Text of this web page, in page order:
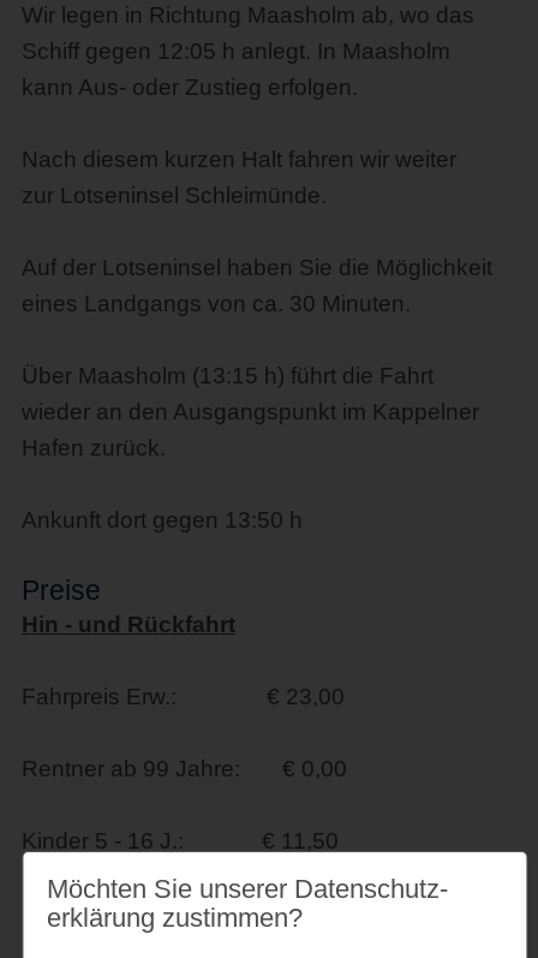
Wir legen in Richtung Maasholm ab, wo das
Schiff gegen 12:05 h anlegt. In Maasholm
kann Aus- oder Zustieg erfolgen.
Nach diesem kurzen Halt fahren wir weiter
zur Lotseninsel Schleimünde.
Auf der Lotseninsel haben Sie die Möglichkeit
eines Landgangs von ca. 30 Minuten.
Über Maasholm (13:15 h) führt die Fahrt
wieder an den Ausgangspunkt im Kappelner
Hafen zurück.
Ankunft dort gegen 13:50 h
Preise
Hin - und Rückfahrt
Fahrpreis Erw.: € 23,00
Rentner ab 99 Jahre: € 0,00
Kinder 5 - 16 J.: € 11,50
1 Erw. + bis zu 3 Kinder: € 34,50
Möchten Sie unserer Datenschutz­
erklärung zustimmen?